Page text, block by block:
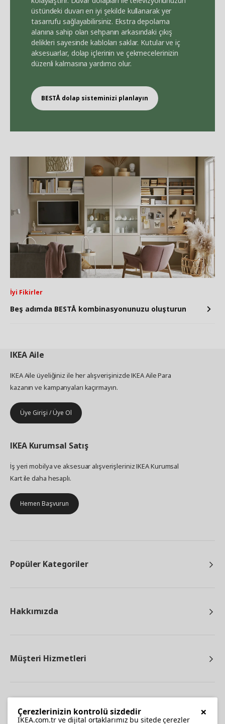
üstündeki duvarı en iyi şekilde kullanarak yer
tasarrufu sağlayabilirsiniz. Ekstra depolama
alanına sahip olan sehpanın arkasındaki çıkış
delikleri sayesinde kabloları saklar. Kutular ve iç
aksesuarlar, dolap içlerinin ve çekmecelerinizin
düzenli kalmasına yardımcı olur.
BESTÅ dolap sisteminizi planlayın
İyi Fikirler
Beş adımda BESTÅ kombinasyonunuzu oluşturun
IKEAAile
IKEA Aile üyeliğiniz ile her alışverişinizde IKEA Aile Para
kazanın ve kampanyaları kaçırmayın.
Üye Girişi / Üye Ol
IKEA Kurumsal Satış
İş yeri mobilya ve aksesuar alışverişleriniz IKEA Kurumsal
Kart ile daha hesaplı.
Hemen Başvurun
Popüler Kategoriler
Hakkımızda
Müşteri Hizmetleri
×
Çerezlerinizin kontrolü sizdedir
IKEA.com.tr ve dijital ortaklarımız bu sitede çerezler